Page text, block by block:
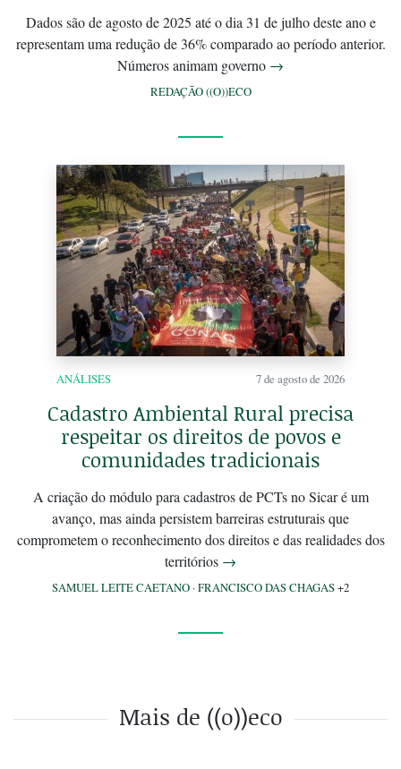
Dados são de agosto de 2025 até o dia 31 de julho deste ano e
representam uma redução de 36% comparado ao período anterior.
Números animam governo →
REDAÇÃO ((O))ECO
ANÁLISES 7 de agosto de 2026
Cadastro Ambiental Rural precisa
respeitar os direitos de povos e
comunidades tradicionais
A criação do módulo para cadastros de PCTs no Sicar é um
avanço, mas ainda persistem barreiras estruturais que
comprometem o reconhecimento dos direitos e das realidades dos
territórios →
SAMUEL LEITE CAETANO ·FRANCISCO DAS CHAGAS+2
Mais de ((o))eco